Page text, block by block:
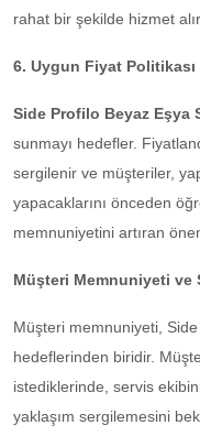
rahat bir şekilde hizmet
6. Uygun Fiyat Politikası
Side Profilo Beyaz Eşya
sunmayı hedefler.
sergilenir ve müşteriler,
yapacaklarını önceden
memnuniyetini artıran
Müşteri Memnuniyeti ve
Müşteri memnuniyeti,
hedeflerinden biridir.
istediklerinde, servis
yaklaşım sergilemesini